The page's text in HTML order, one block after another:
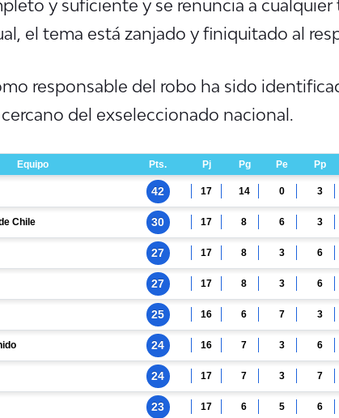
y suficiente y se renuncia a
el tema está zanjado y finiquitado al
responsable del robo ha sido
del exseleccionado nacional.